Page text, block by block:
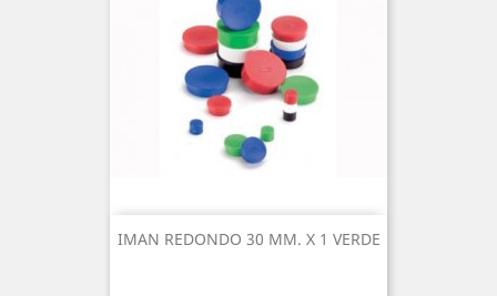
IMAN REDONDO 30 MM. X 1 VERDE